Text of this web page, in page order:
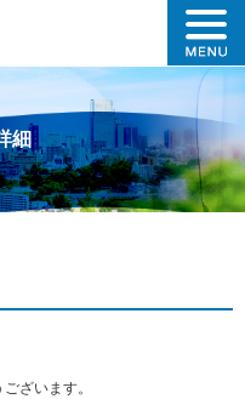
細
ざいます。